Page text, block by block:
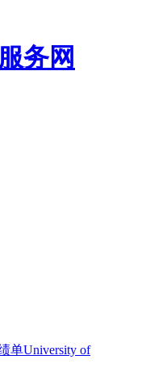
务网
单University of